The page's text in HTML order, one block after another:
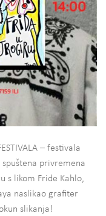
– festivala
privremena
s likom Fride Kahlo,
naslikao grafiter
slikanja!